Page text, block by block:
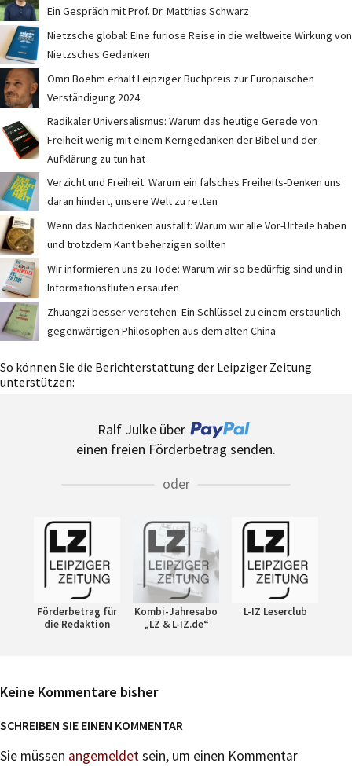
Ein Gespräch mit Prof. Dr. Matthias Schwarz
Nietzsche global: Eine furiose Reise in die weltweite Wirkung von
Nietzsches Gedanken
Omri Boehm erhält Leipziger Buchpreis zur Europäischen
Verständigung 2024
Radikaler Universalismus: Warum das heutige Gerede von
Freiheit wenig mit einem Kerngedanken der Bibel und der
Aufklärung zu tun hat
Verzicht und Freiheit: Warum ein falsches Freiheits-Denken uns
daran hindert, unsere Welt zu retten
Wenn das Nachdenken ausfällt: Warum wir alle Vor-Urteile haben
und trotzdem Kant beherzigen sollten
Wir informieren uns zu Tode: Warum wir so bedürftig sind und in
Informationsfluten ersaufen
Zhuangzi besser verstehen: Ein Schlüssel zu einem erstaunlich
gegenwärtigen Philosophen aus dem alten China
So können Sie die Berichterstattung der Leipziger Zeitung
unterstützen:
Ralf Julke über
einen freien Förderbetrag senden.
oder
Förderbetrag für
die Redaktion
Kombi-Jahresabo
„LZ & L-IZ.de“
L-IZ Leserclub
Keine Kommentare bisher
SCHREIBEN SIE EINEN KOMMENTAR
Sie müssen angemeldetsein, um einen Kommentar